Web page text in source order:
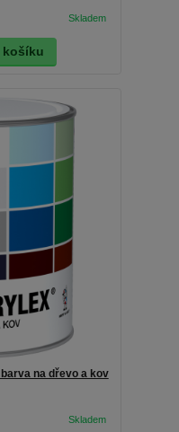
košíku
na dřevo a kov